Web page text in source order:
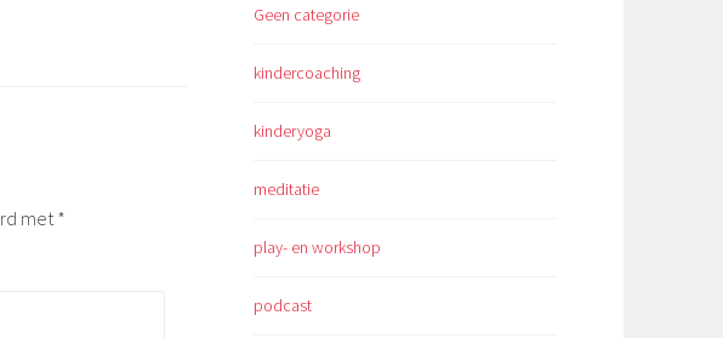
met *
Geen categorie
kindercoaching
kinderyoga
meditatie
play- en workshop
podcast